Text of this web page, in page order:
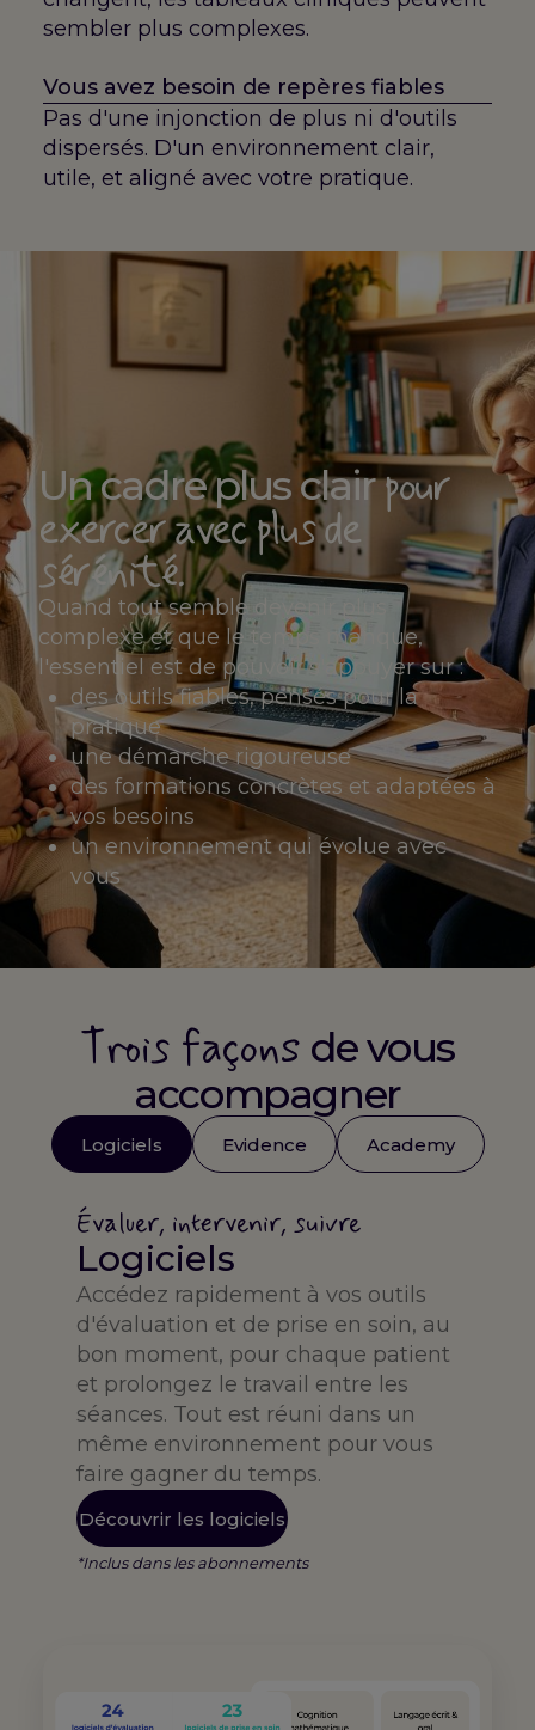
sembler plus complexes.
Vous avez besoin de repères fiables
Pas d'une injonction de plus ni d'outils
dispersés. D'un environnement clair,
utile, et aligné avec votre pratique.
Un cadre plus clairpour
exercer avec plus de
sérénité.
Quand tout semble devenir plus
complexe et que le temps manque,
l'essentiel est de pouvoir s'appuyer sur :
des outils fiables, pensés pour la
pratique
une démarche rigoureuse
des formations concrètes et adaptées à
vos besoins
un environnement qui évolue avec
vous
Trois façons de vous
accompagner
Logiciels Evidence Academy
Évaluer, intervenir, suivre
Logiciels
Accédez rapidement à vos outils
d'évaluation et de prise en soin, au
bon moment, pour chaque patient
et prolongez le travail entre les
séances. Tout est réuni dans un
même environnement pour vous
faire gagner du temps.
Découvrir les logiciels
*Inclus dans les abonnements